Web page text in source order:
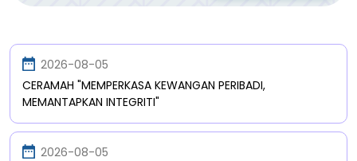
2026-08-05
CERAMAH "MEMPERKASA KEWANGAN PERIBADI,
MEMANTAPKAN INTEGRITI"
2026-08-05